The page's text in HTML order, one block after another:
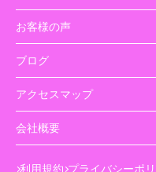
お客様の声
ブログ
アクセスマップ
会社概要
利用規約 プライバシーポ